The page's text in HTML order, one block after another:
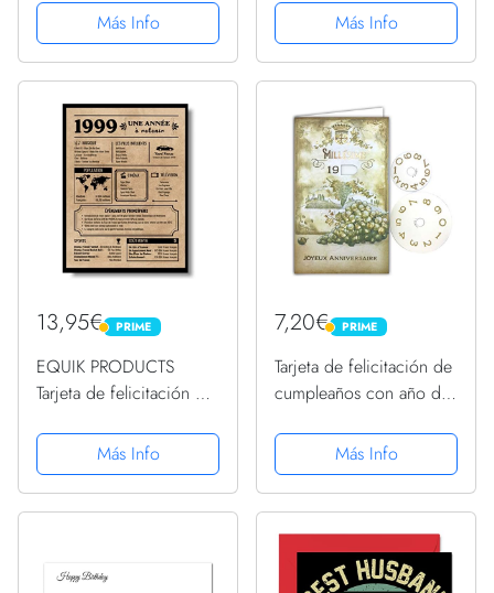
Regalo de cumpleaños
original | Diario vintage |
cumpleaños hombre |
Más Info
fabricada en 1999, todas
las piezas originales,
divertida tarjeta
cumpleaños...
Más Info
13,95€ PRIME
PRIME
EQUIK PRODUCTS
Tarjeta de felicitación de
de cumpleaños,Año de
nacimiento 1999,Póster
de cumpleaños
Más Info
7,20€ PRIME
PRIME
Tarjeta de felicitación de
cumpleaños con año de
1900 a 1999, discos de
papel vino, vino, raso de
uva
Más Info